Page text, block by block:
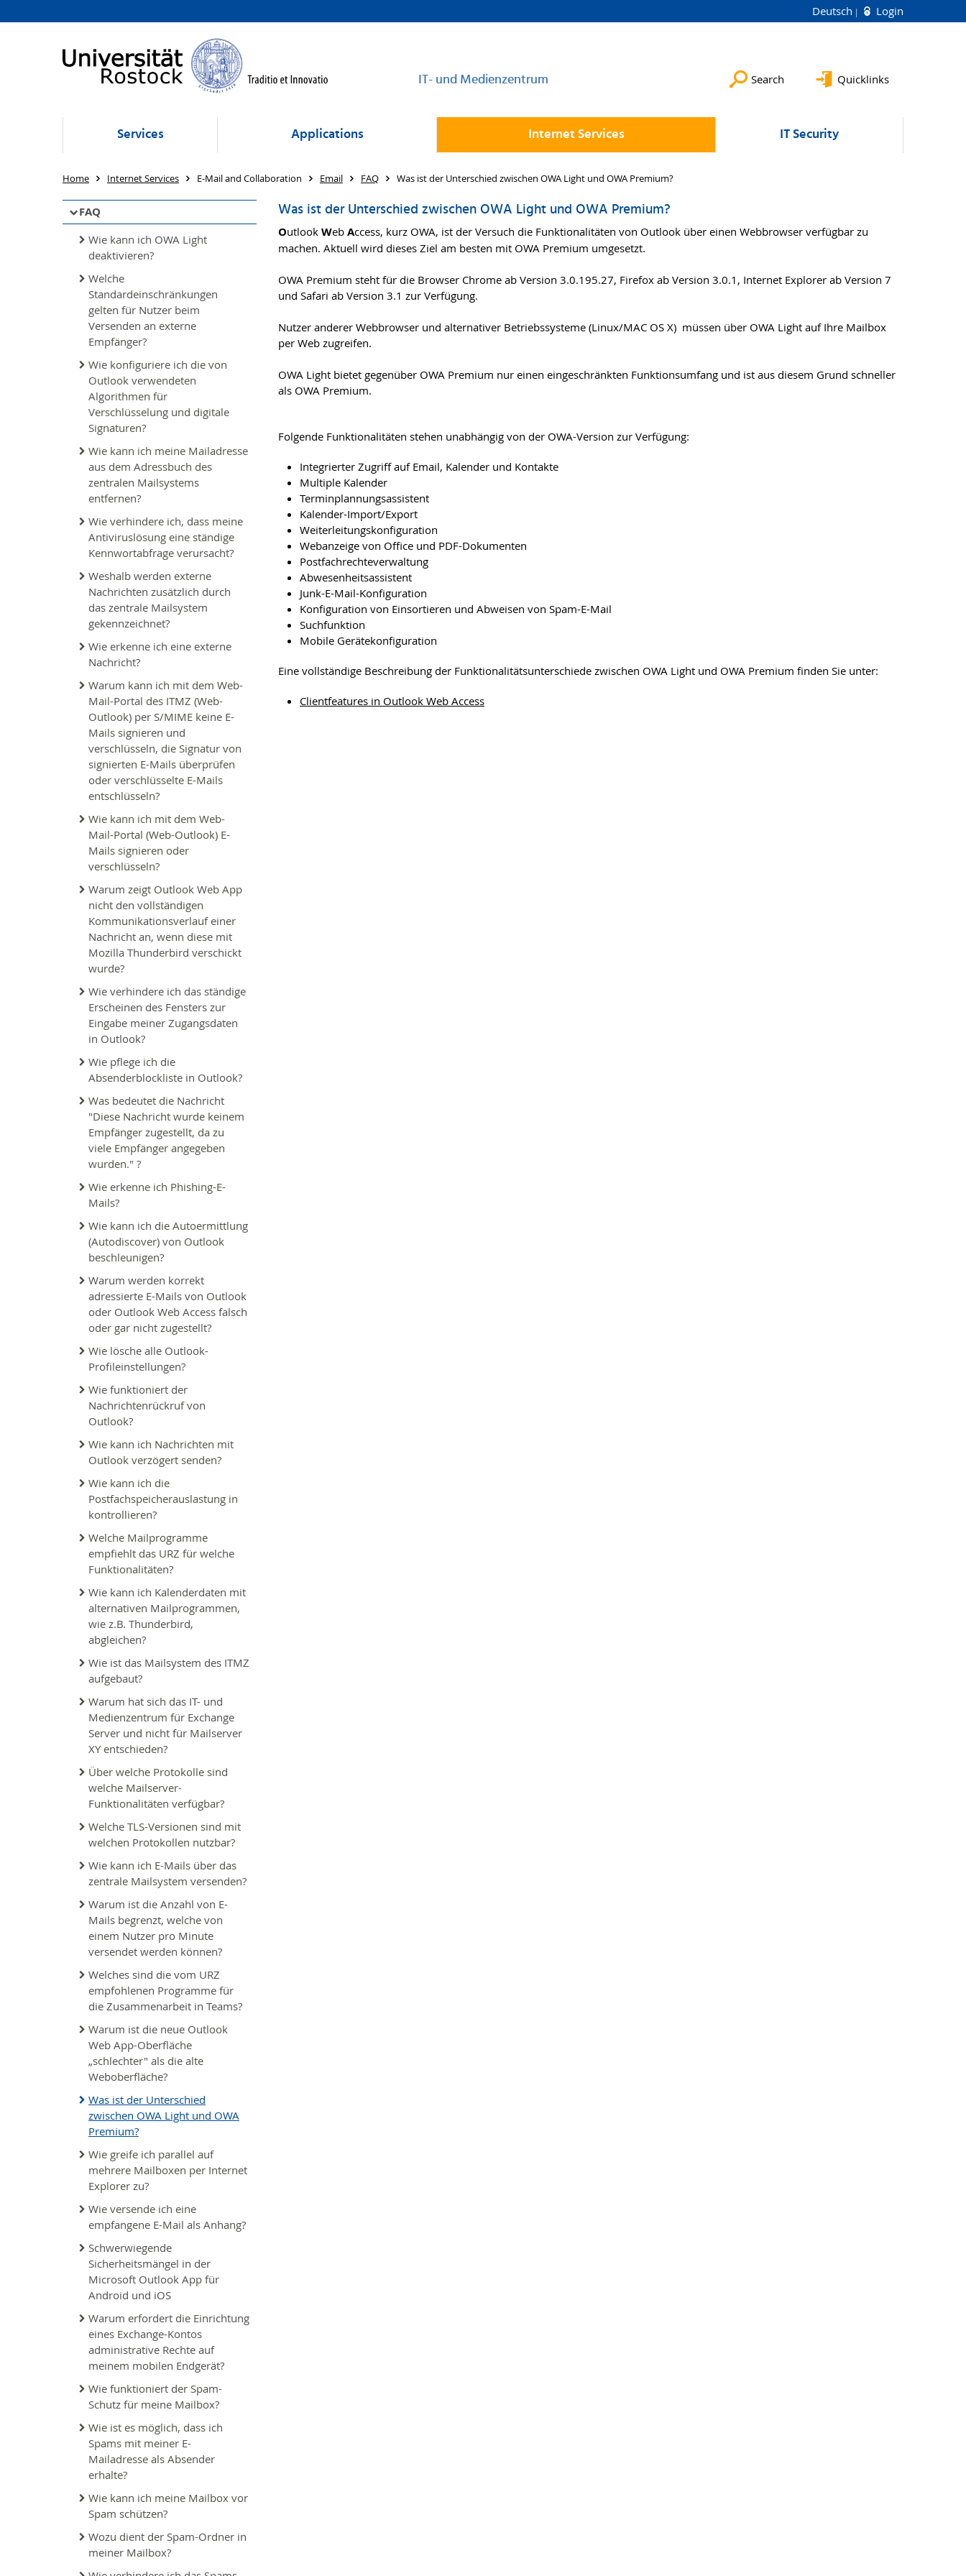
Deutsch Login
IT- und Medienzentrum Search Quicklinks
Services Applications Internet Services IT Security
Home Internet Services E-Mail and Collaboration Email FAQ Was ist der Unterschied zwischen OWA Light und OWA Premium?
FAQ
Wie kann ich OWA Light
deaktivieren?
Welche
Standardeinschränkungen
gelten für Nutzer beim
Versenden an externe
Empfänger?
Wie konfiguriere ich die von
Outlook verwendeten
Algorithmen für
Verschlüsselung und digitale
Signaturen?
Wie kann ich meine Mailadresse
aus dem Adressbuch des
zentralen Mailsystems
entfernen?
Wie verhindere ich, dass meine
Antiviruslösung eine ständige
Kennwortabfrage verursacht?
Weshalb werden externe
Nachrichten zusätzlich durch
das zentrale Mailsystem
gekennzeichnet?
Wie erkenne ich eine externe
Nachricht?
Warum kann ich mit dem Web-
Mail-Portal des ITMZ (Web-
Outlook) per S/MIME keine E-
Mails signieren und
verschlüsseln, die Signatur von
signierten E-Mails überprüfen
oder verschlüsselte E-Mails
entschlüsseln?
Wie kann ich mit dem Web-
Mail-Portal (Web-Outlook) E-
Mails signieren oder
verschlüsseln?
Warum zeigt Outlook Web App
nicht den vollständigen
Kommunikationsverlauf einer
Nachricht an, wenn diese mit
Mozilla Thunderbird verschickt
wurde?
Wie verhindere ich das ständige
Erscheinen des Fensters zur
Eingabe meiner Zugangsdaten
in Outlook?
Wie pflege ich die
Absenderblockliste in Outlook?
Was bedeutet die Nachricht
"Diese Nachricht wurde keinem
Empfänger zugestellt, da zu
viele Empfänger angegeben
wurden." ?
Wie erkenne ich Phishing-E-
Mails?
Wie kann ich die Autoermittlung
(Autodiscover) von Outlook
beschleunigen?
Warum werden korrekt
adressierte E-Mails von Outlook
oder Outlook Web Access falsch
oder gar nicht zugestellt?
Wie lösche alle Outlook-
Profileinstellungen?
Wie funktioniert der
Nachrichtenrückruf von
Outlook?
Wie kann ich Nachrichten mit
Outlook verzögert senden?
Wie kann ich die
Postfachspeicherauslastung in
kontrollieren?
Welche Mailprogramme
empfiehlt das URZ für welche
Funktionalitäten?
Wie kann ich Kalenderdaten mit
alternativen Mailprogrammen,
wie z.B. Thunderbird,
abgleichen?
Wie ist das Mailsystem des ITMZ
aufgebaut?
Warum hat sich das IT- und
Medienzentrum für Exchange
Server und nicht für Mailserver
XY entschieden?
Über welche Protokolle sind
welche Mailserver-
Funktionalitäten verfügbar?
Welche TLS-Versionen sind mit
welchen Protokollen nutzbar?
Wie kann ich E-Mails über das
zentrale Mailsystem versenden?
Warum ist die Anzahl von E-
Mails begrenzt, welche von
einem Nutzer pro Minute
versendet werden können?
Welches sind die vom URZ
empfohlenen Programme für
die Zusammenarbeit in Teams?
Warum ist die neue Outlook
Web App-Oberfläche
„schlechter" als die alte
Weboberfläche?
Was ist der Unterschied
zwischen OWA Light und OWA
Premium?
Wie greife ich parallel auf
mehrere Mailboxen per Internet
Explorer zu?
Wie versende ich eine
empfangene E-Mail als Anhang?
Schwerwiegende
Sicherheitsmängel in der
Microsoft Outlook App für
Android und iOS
Warum erfordert die Einrichtung
eines Exchange-Kontos
administrative Rechte auf
meinem mobilen Endgerät?
Wie funktioniert der Spam-
Schutz für meine Mailbox?
Wie ist es möglich, dass ich
Spams mit meiner E-
Mailadresse als Absender
erhalte?
Wie kann ich meine Mailbox vor
Spam schützen?
Wozu dient der Spam-Ordner in
meiner Mailbox?
Was ist der Unterschied zwischen OWA Light und OWA Premium?
Outlook Web Access, kurz OWA, ist der Versuch die Funktionalitäten von Outlook über einen Webbrowser verfügbar zu
machen. Aktuell wird dieses Ziel am besten mit OWA Premium umgesetzt.
OWA Premium steht für die Browser Chrome ab Version 3.0.195.27, Firefox ab Version 3.0.1, Internet Explorer ab Version 7
und Safari ab Version 3.1 zur Verfügung.
Nutzer anderer Webbrowser und alternativer Betriebssysteme (Linux/MAC OS X) müssen über OWA Light auf Ihre Mailbox
per Web zugreifen.
OWA Light bietet gegenüber OWA Premium nur einen eingeschränkten Funktionsumfang und ist aus diesem Grund schneller
als OWA Premium.
Folgende Funktionalitäten stehen unabhängig von der OWA-Version zur Verfügung:
Integrierter Zugriff auf Email, Kalender und Kontakte
Multiple Kalender
Terminplannungsassistent
Kalender-Import/Export
Weiterleitungskonfiguration
Webanzeige von Office und PDF-Dokumenten
Postfachrechteverwaltung
Abwesenheitsassistent
Junk-E-Mail-Konfiguration
Konfiguration von Einsortieren und Abweisen von Spam-E-Mail
Suchfunktion
Mobile Gerätekonfiguration
Eine vollständige Beschreibung der Funktionalitätsunterschiede zwischen OWA Light und OWA Premium finden Sie unter:
Clientfeatures in Outlook Web Access